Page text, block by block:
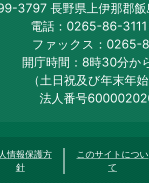
Town
Official
Web
Site
3797 長野県上伊那郡
電話：0265-86-
ファックス：0265-
開庁時間：8時30分か
（土日祝及び年末年
法人番号
情報保護方
針
このサイトについ
て